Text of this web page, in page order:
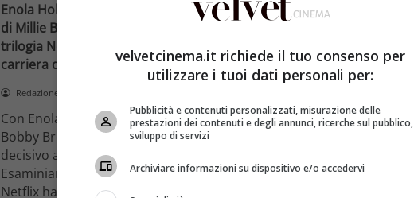
Enola Holmes 3 e il grande salto
di Millie Bobby Brown: come la
trilogia Netflix ha stravolto la
carriera di una star
Redazione Velvet
Con Enola Holmes 3, Millie
Bobby Brown compie un salto
decisivo a Hollywood.
Esaminiamo come la trilogia
Netflix ha trasformato la sua
Al cinema italiano manca una
Ciné di Riccione su opere prime
e genere
Il cinema italiano opere prime
ricambio generazionale e
velvetcinema.it richiede il tuo consenso per
utilizzare i tuoi dati personali per:
Pubblicità e contenuti personalizzati, misurazione delle
prestazioni dei contenuti e degli annunci, ricerche sul pubblico,
sviluppo di servizi
Archiviare informazioni su dispositivo e/o accedervi